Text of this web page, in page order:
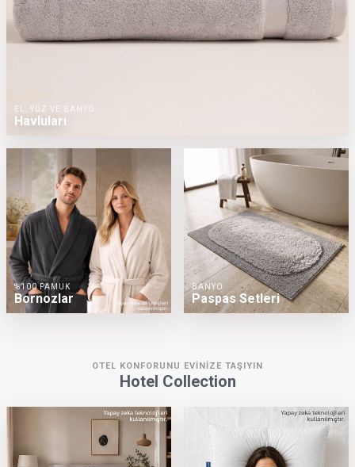
EL, YÜZ VE BANYO
Havluları
%100 PAMUK
Bornozlar
BANYO
Paspas Setleri
OTEL KONFORUNU EVİNİZE TAŞIYIN
Hotel Collection